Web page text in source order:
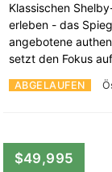
ABGELAUFEN
Klassischen
erleben - das
angebotene
setzt den Fokus
$49,995